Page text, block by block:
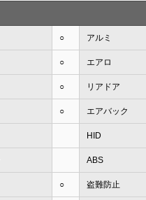
○ アルミ
○ エアロ
○ リアドア
○ エアバック
HID
ABS
○ 盗難防止